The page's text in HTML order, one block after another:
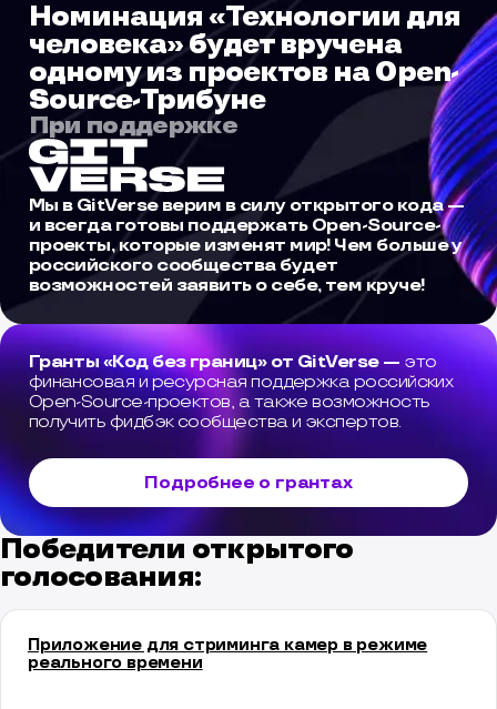
Номинация «Технологии для
человека» будет вручена
одному из проектов на Open-
Source-Трибуне
При поддержке
Мы в GitVerse верим в силу открытого кода —
и всегда готовы поддержать Open-Source-
проекты, которые изменят мир! Чем больше у
российского сообщества будет
возможностей заявить о себе, тем круче!
Гранты «Код без границ» от GitVerse — это
финансовая и ресурсная поддержка российских
Open-Source-проектов, а также возможность
получить фидбэк сообщества и экспертов.
Подробнее о грантах
Победители открытого
голосования:
Приложение для стриминга камер в режиме
реального времени